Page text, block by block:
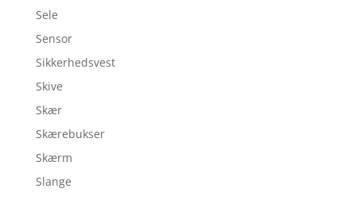
Sele
Sensor
Sikkerhedsvest
Skive
Skær
Skærebukser
Skærm
Slange